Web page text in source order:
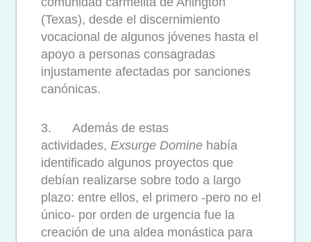
(Texas), desde el discernimiento
vocacional de algunos jóvenes hasta el
apoyo a personas consagradas
injustamente afectadas por sanciones
canónicas.
3. Además de estas
actividades, Exsurge Domine había
identificado algunos proyectos que
debían realizarse sobre todo a largo
plazo: entre ellos, el primero -pero no el
único- por orden de urgencia fue la
creación de una aldea monástica para